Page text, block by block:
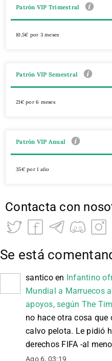
Patrón VIP Trimestral
10,5€ por 3 meses
Patrón VIP Semestral
21€ por 6 meses
Patrón VIP Anual
35€ por 1 año
Contacta con
Se está
santicoen Infantino
Mundial a Marruecos
apoyos, según The
no hace otra cosa que
calvo pelota. Le pidió
derechos FIFA -al
Ago 6, 03:19